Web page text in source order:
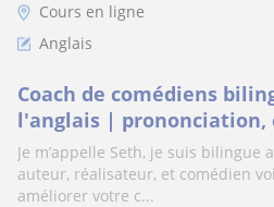
Cours en ligne
Anglais
Coach de comédiens
l'anglais | prononciation,
présentations, prise de
Je m’appelle Seth, je suis bilingue
auteur, réalisateur, et comédien
améliorer votre c...